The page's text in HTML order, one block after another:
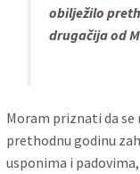
obilježilo
drugačija od
Moram priznati da
prethodnu godinu
usponima i